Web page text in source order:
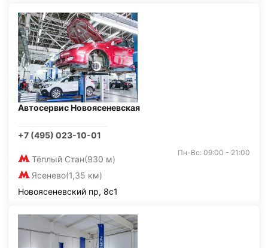
Автосервис Новоясеневская
+7 (495) 023-10-01
Тёплый Стан(930 м)
Ясенево(1,35 км)
Пн-Вс: 09:00 - 21:00
Новоясеневский пр, 8с1